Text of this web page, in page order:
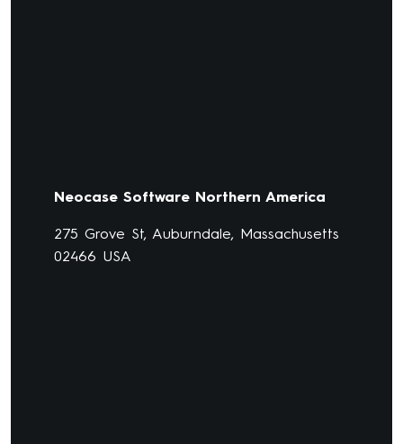
Neocase Software Northern America
275 Grove St, Auburndale, Massachusetts
02466 USA